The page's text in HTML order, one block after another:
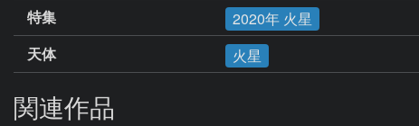
特集
2020年 火星
天体
火星
関連作品